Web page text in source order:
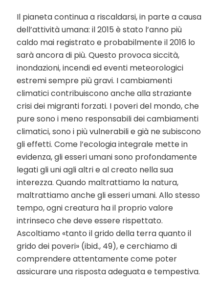
Il pianeta continua a riscaldarsi, in parte a causa
dell’attività umana: il 2015 è stato l’anno più
caldo mai registrato e probabilmente il 2016 lo
sarà ancora di più. Questo provoca siccità,
inondazioni, incendi ed eventi meteorologici
estremi sempre più gravi. I cambiamenti
climatici contribuiscono anche alla straziante
crisi dei migranti forzati. I poveri del mondo, che
pure sono i meno responsabili dei cambiamenti
climatici, sono i più vulnerabili e già ne subiscono
gli effetti. Come l’ecologia integrale mette in
evidenza, gli esseri umani sono profondamente
legati gli uni agli altri e al creato nella sua
interezza. Quando maltrattiamo la natura,
maltrattiamo anche gli esseri umani. Allo stesso
tempo, ogni creatura ha il proprio valore
intrinseco che deve essere rispettato.
Ascoltiamo «tanto il grido della terra quanto il
grido dei poveri» (ibid., 49), e cerchiamo di
comprendere attentamente come poter
assicurare una risposta adeguata e tempestiva.